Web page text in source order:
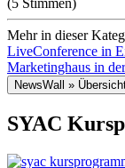
Mehr in dieser
LiveConference in
Marketinghaus in
NewsWall »
SYAC